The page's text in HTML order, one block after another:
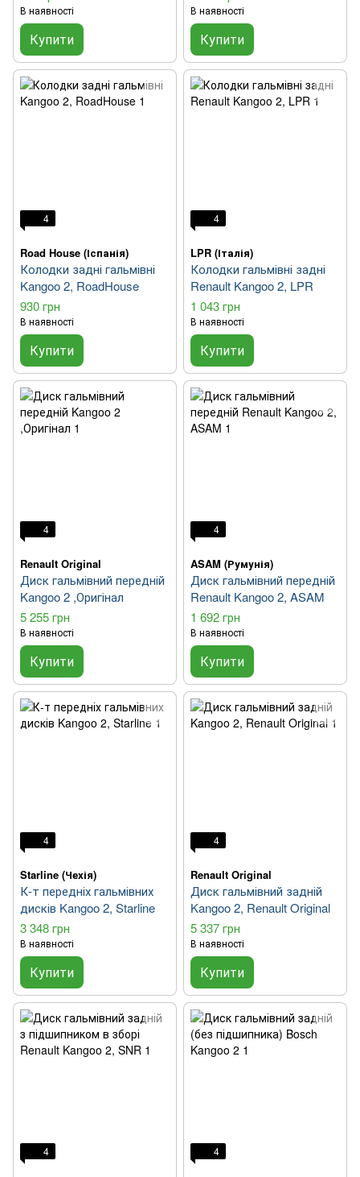
В наявності
Купити
В наявності
Купити
4
Road House (Іспанія)
Колодки задні гальмівні
Kangoo 2, RoadHouse
930 грн
В наявності
Купити
4
LPR (Італія)
Колодки гальмівні задні
Renault Kangoo 2, LPR
1 043 грн
В наявності
Купити
4
Renault Original
Диск гальмівний передній
Kangoo 2 ,Оригінал
5 255 грн
В наявності
Купити
4
ASAM (Румунія)
Диск гальмівний передній
Renault Kangoo 2, ASAM
1 692 грн
В наявності
Купити
4
Starline (Чехія)
К-т передніх гальмівних
дисків Kangoo 2, Starline
3 348 грн
В наявності
Купити
4
Renault Original
Диск гальмівний задній
Kangoo 2, Renault Original
5 337 грн
В наявності
Купити
4 4